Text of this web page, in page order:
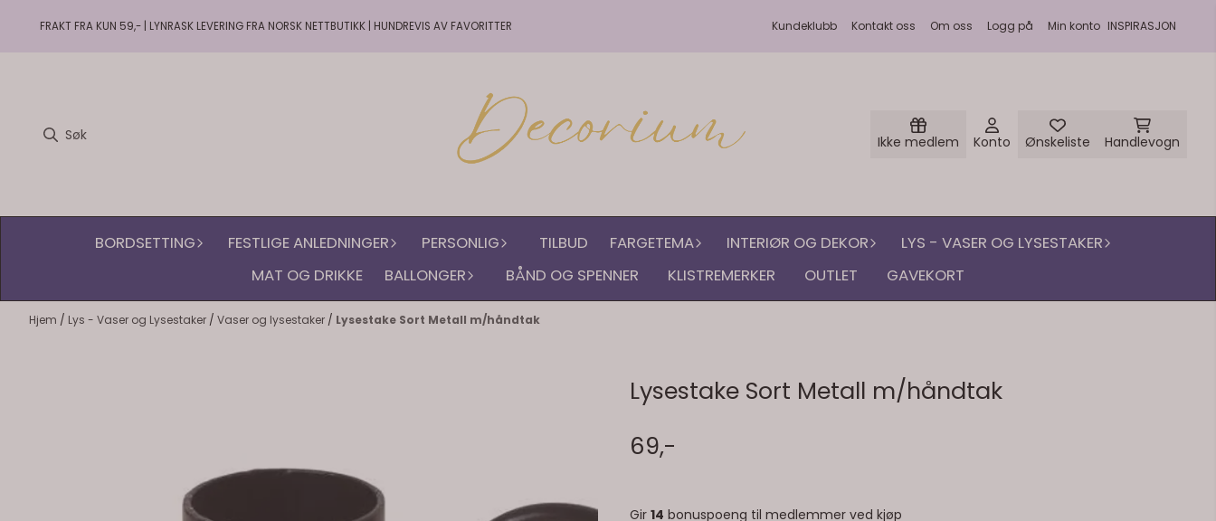
Hopp til innhold
FRAKT FRA KUN 59,- | LYNRASK LEVERING FRA NORSK NETTBUTIKK | HUNDREVIS AV FAVORITTER Kundeklubb Kontakt oss Om oss Logg på Min konto INSPIRASJON
Ikke medlem Konto Ønskeliste Handlevogn
BORDSETTING FESTLIGE ANLEDNINGER PERSONLIG TILBUD FARGETEMA INTERIØR OG DEKOR
LYS - VASER OG LYSESTAKER
MAT OG DRIKKE
BALLONGER BÅND OG SPENNER KLISTREMERKER OUTLET GAVEKORT
Hjem / Lys - Vaser og Lysestaker / Vaser og lysestaker / Lysestake Sort Metall m/håndtak
Lysestake Sort Metall m/håndtak
69,-
Gir 14 bonuspoeng til medlemmer ved kjøp